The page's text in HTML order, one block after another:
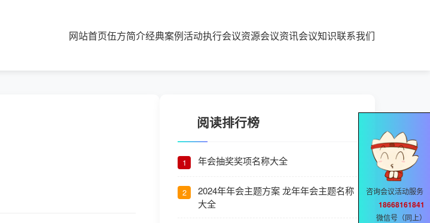
网站首页伍方简介经典案例活动执行会议资源会议资讯会议知识联系我们
阅读排行榜
1 年会抽奖奖项名称大全
2
2024年年会主题方案 龙年年会主题名称
大全
咨询会议活动服务
18668161841
微信号（同上）